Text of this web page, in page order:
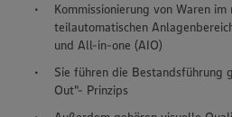
Kommissionierung von Waren
teilautomatischen
und All-in-one (AIO)
Sie führen die Bestandsführung
Out"- Prinzips